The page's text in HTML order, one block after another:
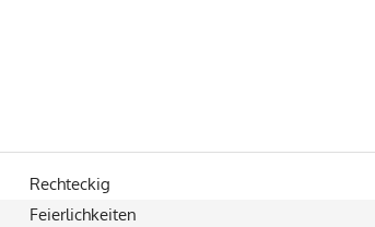
Rechteckig
Feierlichkeiten